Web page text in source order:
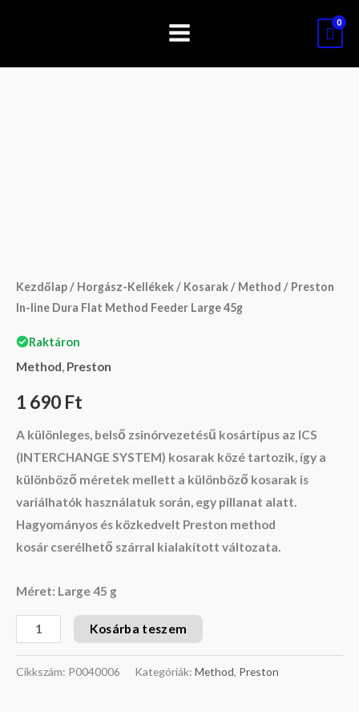
Kezdőlap/ Horgász-Kellékek/ Kosarak/ Method / Preston
In-line Dura Flat Method Feeder Large 45g
Raktáron
Method, Preston
1 690 Ft
A különleges, belső zsinórvezetésű kosártípus az ICS
(INTERCHANGE SYSTEM) kosarak közé tartozik, így a
különböző méretek mellett a különböző kosarak is
variálhatók használatuk során, egy pillanat alatt.
Hagyományos és közkedvelt Preston method
kosár cserélhető szárral kialakított változata.
Méret: Large 45 g
Large
45g
Kosárba teszem
Cikkszám: P0040006 Kategóriák: Method, Preston